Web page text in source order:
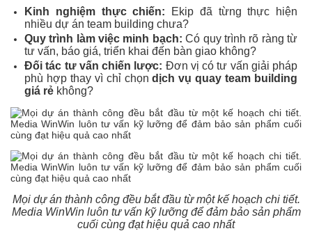
Kinh nghiệm thực chiến: Ekip đã từng thực hiện
nhiều dự án team building chưa?
Quy trình làm việc minh bạch: Có quy trình rõ ràng từ
tư vấn, báo giá, triển khai đến bàn giao không?
Đối tác tư vấn chiến lược: Đơn vị có tư vấn giải pháp
phù hợp thay vì chỉ chọndịch vụ quay team building
giá rẻ không?
Mọi dự án thành công đều bắt đầu từ một kế hoạch chi tiết.
Media WinWin luôn tư vấn kỹ lưỡng để đảm bảo sản phẩm
cuối cùng đạt hiệu quả cao nhất